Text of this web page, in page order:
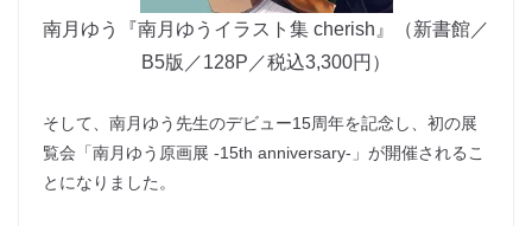
南月ゆう『南月ゆうイラスト集 cherish』（新書館／
B5版／128P／税込3,300円）
そして、南月ゆう先生のデビュー15周年を記念し、初の展
覧会「南月ゆう原画展 -15th anniversary-」が開催されるこ
とになりました。